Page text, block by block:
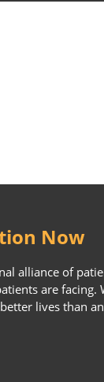
Now
alliance of
are
lives than